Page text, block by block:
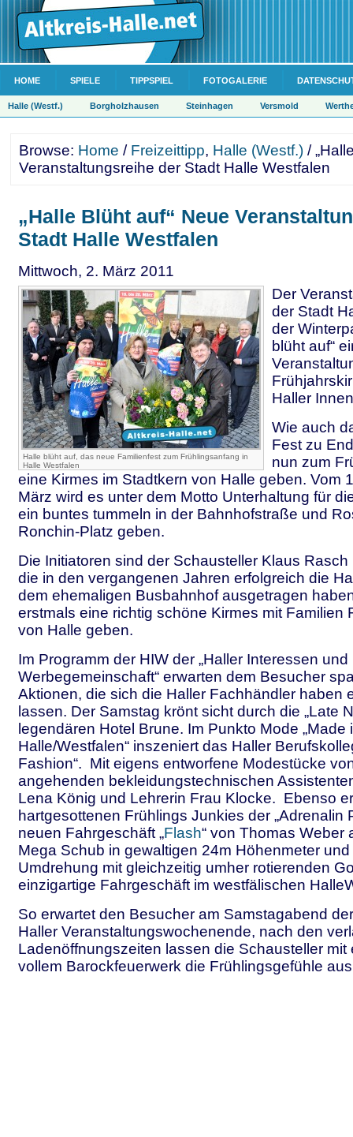
HOME SPIELE TIPPSPIEL FOTOGALERIE
Halle (Westf.) Borgholzhausen Steinhagen Versmold
Browse: Home / Freizeittipp, Halle (Westf.) /
Veranstaltungsreihe der Stadt Halle Westfalen
„Halle Blüht auf“ Neue
Stadt Halle Westfalen
Mittwoch, 2. März 2011
Halle blüht auf, das neue Familienfest zum Frühlingsanfang in
Halle Westfalen
Der
der Stadt
der
blüht auf“
Haller
Wie auch
Fest zu
nun zum
eine Kirmes im Stadtkern von Halle geben. Vom
März wird es unter dem Motto Unterhaltung für
ein buntes tummeln in der Bahnhofstraße und
Ronchin-Platz geben.
Die Initiatoren sind der Schausteller Klaus
die in den vergangenen Jahren erfolgreich die
dem ehemaligen Busbahnhof ausgetragen
erstmals eine richtig schöne Kirmes mit Familien
von Halle geben.
Im Programm der HIW der „Haller Interessen und
Werbegemeinschaft“ erwarten dem Besucher
Aktionen, die sich die Haller Fachhändler haben
lassen. Der Samstag krönt sicht durch die „Late
legendären Hotel Brune. Im Punkto Mode „Made
Halle/Westfalen“ inszeniert das Haller
Fashion“. Mit eigens entworfene Modestücke
angehenden bekleidungstechnischen
Lena König und Lehrerin Frau Klocke. Ebenso
hartgesottenen Frühlings Junkies der „Adrenalin
neuen Fahrgeschäft „Flash“ von Thomas Weber
Mega Schub in gewaltigen 24m Höhenmeter und
Umdrehung mit gleichzeitig umher rotierenden
einzigartige Fahrgeschäft im westfälischen
So erwartet den Besucher am Samstagabend
Haller Veranstaltungswochenende, nach den
Ladenöffnungszeiten lassen die Schausteller mit
vollem Barockfeuerwerk die Frühlingsgefühle